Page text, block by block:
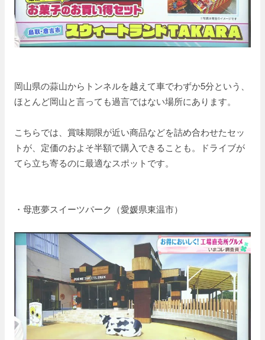
岡山県の蒜山からトンネルを越えて車でわずか5分という、
ほとんど岡山と言っても過言ではない場所にあります。
こちらでは、賞味期限が近い商品などを詰め合わせたセッ
トが、定価のおよそ半額で購入できることも。ドライブが
てら立ち寄るのに最適なスポットです。
・母恵夢スイーツパーク（愛媛県東温市）